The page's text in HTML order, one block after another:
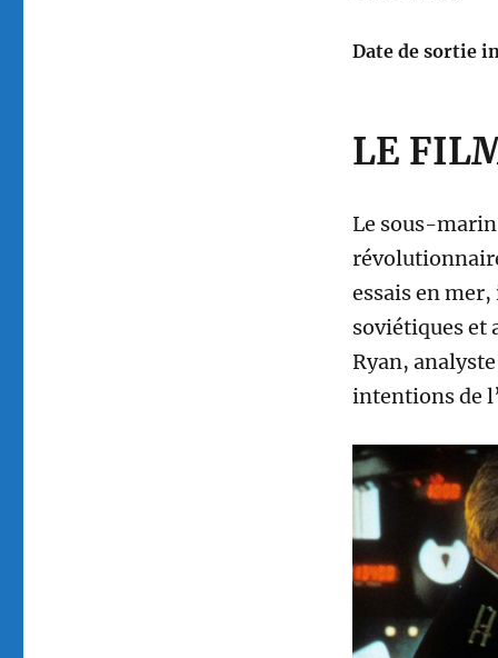
Date de sortie
LE
Le sous-marin
essais en
soviétiques et
Ryan,
intentions de